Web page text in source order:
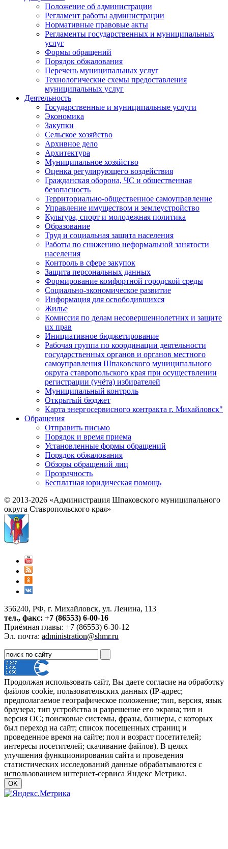
Положение об администрации
Регламент работы администрации
Нормативные правовые акты
Регламенты государственных и муниципальных
услуг
Формы обращений
Порядок обжалования
Перечень муниципальных услуг
Технологические схемы предоставления
муниципальных услуг
Деятельность
Государственные и муниципальные услуги
Экономика
Закупки
Сельское хозяйство
Архивное дело
Архитектура
Муниципальное хозяйство
Оценка регулирующего воздействия
Гражданская оборона, ЧС и общественная
безопасность
Территориально-общественное самоуправление
Управление имуществом и землеустройство
Культура, спорт и молодежная политика
Образование
Труд и социальная защита населения
Работы по снижению неформальной занятости
населения
Контроль в сфере закупок
Защита персональных данных
Формирование комфортной городской среды
Социально-экономическое развитие
Информация для освободившихся
Жилье
Комиссия по делам несовершеннолетних и защите
их прав
Инициативное бюджетирование
Рабочая группа по координации деятельности
государственных органов и органов местного
самоуправления Шпаковского муниципального
округа ставропольского края при осуществлении
регистрации (учёта) избирателей
Муниципальный контроль
Открытый бюджет
Карта энергосервисного контракта г. Михайловск"
Обращения
Отправить письмо
Порядок и время приема
Установленные формы обращений
Порядок обжалования
Обзоры обращений лиц
Прозрачность
Бесплатная юридическая помощь
© 2013-2026 «Администрация Шпаковского муниципального
округа Ставропольского края»
356240, РФ, г. Михайловск, ул. Ленина, 113
тел., факс: +7 (86553) 6-00-16
Приёмная главы: +7 (86553) 6-30-12
Эл. почта: administration@shmr.ru
Продолжая использовать сайт, Вы даете согласие на обработку
файлов cookie, пользовательских данных (IP-адрес;
предполагаемое географическое положение; тип, версия, язык
браузера; тип устройства и разрешение его экрана; тип и
версия ОС; поисковые системы, фразы, баннеры, с которых
был переход на сайт; список посещенных страниц и
проведенное время на сайте; пол и возраст посетителей;
интересы посетителей; скачивание файлов). В целях
улучшения функционирования сайта и проведения
статистических исследований данные обрабатываются с
использованием интернет-сервиса Яндекс Метрика.
OK